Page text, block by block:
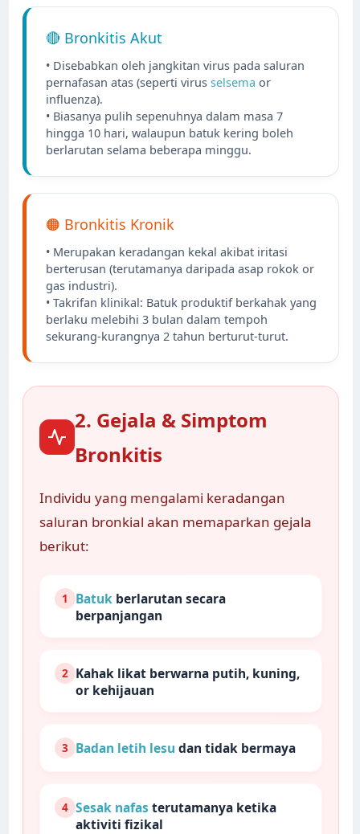
🔴 Bronkitis Akut
• Disebabkan oleh jangkitan virus pada saluran
pernafasan atas (seperti virusselsema or
influenza).
• Biasanya pulih sepenuhnya dalam masa 7
hingga 10 hari, walaupun batuk kering boleh
berlarutan selama beberapa minggu.
🟠 Bronkitis Kronik
• Merupakan keradangan kekal akibat iritasi
berterusan (terutamanya daripada asap rokok or
gas industri).
• Takrifan klinikal: Batuk produktif berkahak yang
berlaku melebihi 3 bulan dalam tempoh
sekurang-kurangnya 2 tahun berturut-turut.
2. Gejala & Simptom
Bronkitis
Individu yang mengalami keradangan
saluran bronkial akan memaparkan gejala
berikut:
1 Batuk berlarutan secara
berpanjangan
2 Kahak likat berwarna putih, kuning,
or kehijauan
3 Badan letih lesu dan tidak bermaya
4 Sesak nafas terutamanya ketika
aktiviti fizikal